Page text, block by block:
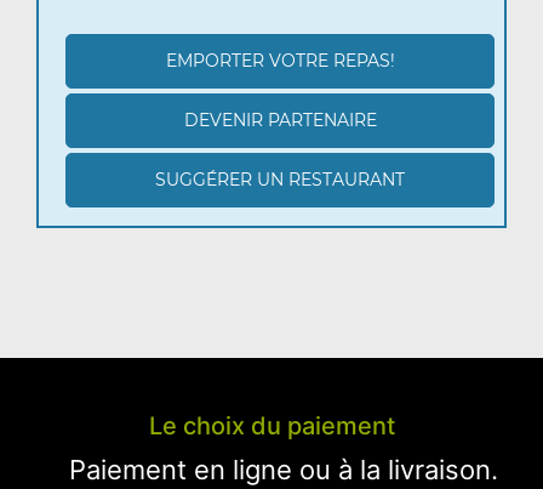
EMPORTER VOTRE REPAS!
DEVENIR PARTENAIRE
SUGGÉRER UN RESTAURANT
Le choix du paiement
Paiement en ligne ou à la livraison.